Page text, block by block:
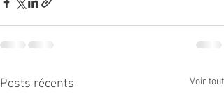
Posts récents Voir tout